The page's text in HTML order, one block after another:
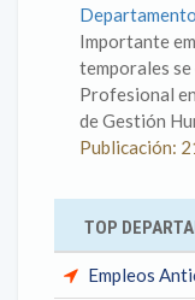
Importante
temporales se
Profesional
de Gestión
Publicación:
TOP
Empleos